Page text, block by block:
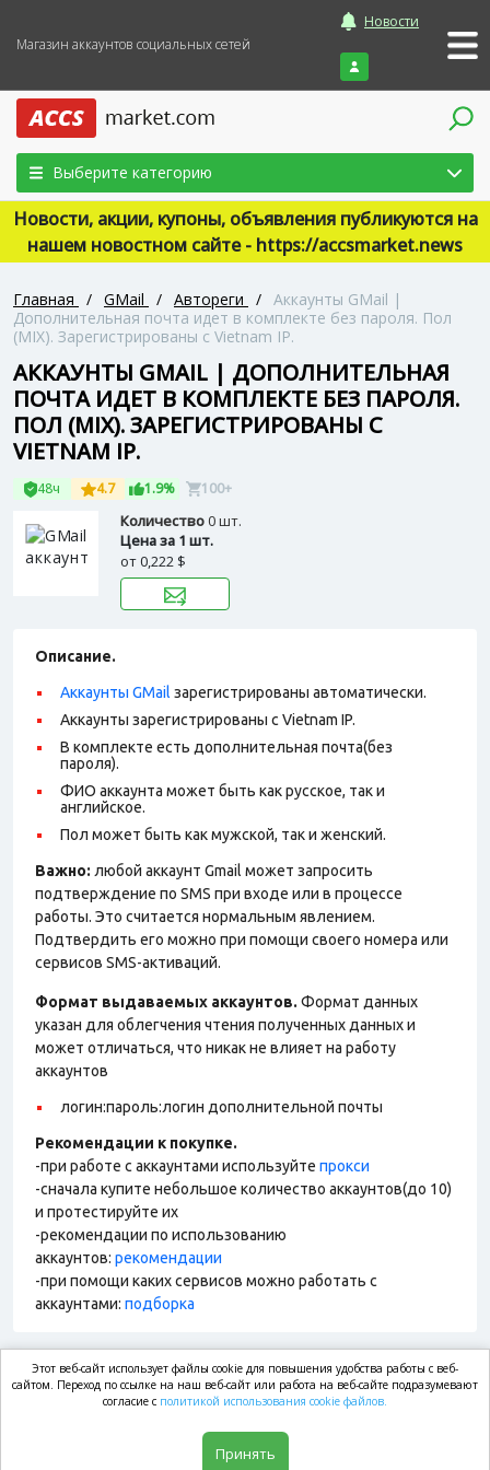
Магазин аккаунтов социальных сетей
Новости
Войти
Выберите категорию
Новости, акции, купоны, объявления публикуются на
нашем новостном сайте - https://accsmarket.news
Главная / GMail / Автореги / Аккаунты GMail |
Дополнительная почта идет в комплекте без пароля. Пол
(MIX). Зарегистрированы с Vietnam IP.
АККАУНТЫ GMAIL | ДОПОЛНИТЕЛЬНАЯ
ПОЧТА ИДЕТ В КОМПЛЕКТЕ БЕЗ ПАРОЛЯ.
ПОЛ (MIX). ЗАРЕГИСТРИРОВАНЫ С
VIETNAM IP.
48ч 4.7 1.9% 100+
Количество0 шт.
Цена за 1 шт.
от0,222 $
Описание.
Аккаунты GMail зарегистрированы автоматически.
Аккаунты зарегистрированы с Vietnam IP.
В комплекте есть дополнительная почта(без
пароля).
ФИО аккаунта может быть как русское, так и
английское.
Пол может быть как мужской, так и женский.
Важно: любой аккаунт Gmail может запросить
подтверждение по SMS при входе или в процессе
работы. Это считается нормальным явлением.
Подтвердить его можно при помощи своего номера или
сервисов SMS-активаций.
Формат выдаваемых аккаунтов. Формат данных
указан для облегчения чтения полученных данных и
может отличаться, что никак не влияет на работу
аккаунтов
логин:пароль:логин дополнительной почты
Рекомендации к покупке.
-при работе с аккаунтами используйте прокси
-сначала купите небольшое количество аккаунтов(до 10)
и протестируйте их
-рекомендации по использованию
аккаунтов: рекомендации
-при помощи каких сервисов можно работать с
аккаунтами: подборка
market.com
Этот веб-сайт использует файлы cookie для повышения удобства работы с веб-
сайтом. Переход по ссылке на наш веб-сайт или работа на веб-сайте подразумевают
согласие с политикой использования cookie файлов.
Принять